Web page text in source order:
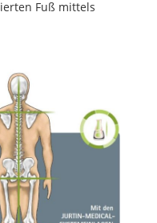
Fuß mittels